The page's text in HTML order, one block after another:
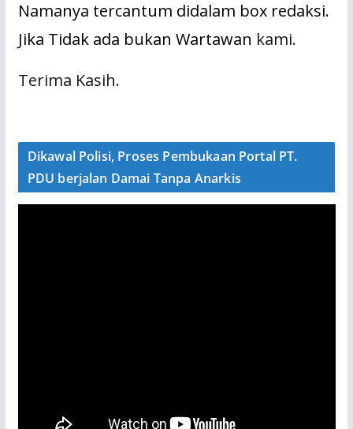
Namanya tercantum didalam box redaksi.
Jika Tidak ada bukan Wartawan kami.
Terima Kasih.
Dikawal Polisi, Proses Pembukaan Portal PT.
PDU berjalan Damai Tanpa Anarkis